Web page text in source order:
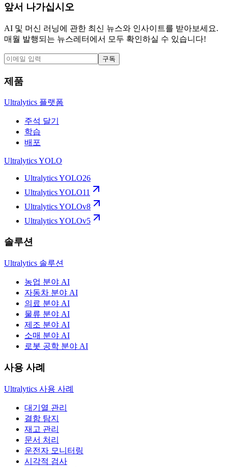
앞서 나가십시오
AI 및 머신 러닝에 관한 최신 뉴스와 인사이트를 받아보세요.
매월 발행되는 뉴스레터에서 모두 확인하실 수 있습니다!
구독
제품
Ultralytics 플랫폼
주석 달기
학습
배포
Ultralytics YOLO
Ultralytics YOLO26
Ultralytics YOLO11
Ultralytics YOLOv8
Ultralytics YOLOv5
솔루션
Ultralytics 솔루션
농업 분야 AI
자동차 분야 AI
의료 분야 AI
물류 분야 AI
제조 분야 AI
소매 분야 AI
로봇 공학 분야 AI
사용 사례
Ultralytics 사용 사례
대기열 관리
결함 탐지
재고 관리
문서 처리
운전자 모니터링
시각적 검사